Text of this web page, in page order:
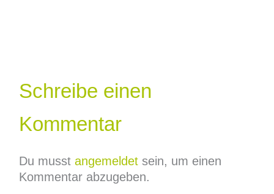
Schreibe einen
Kommentar
Du musst angemeldetsein, um einen
Kommentar abzugeben.